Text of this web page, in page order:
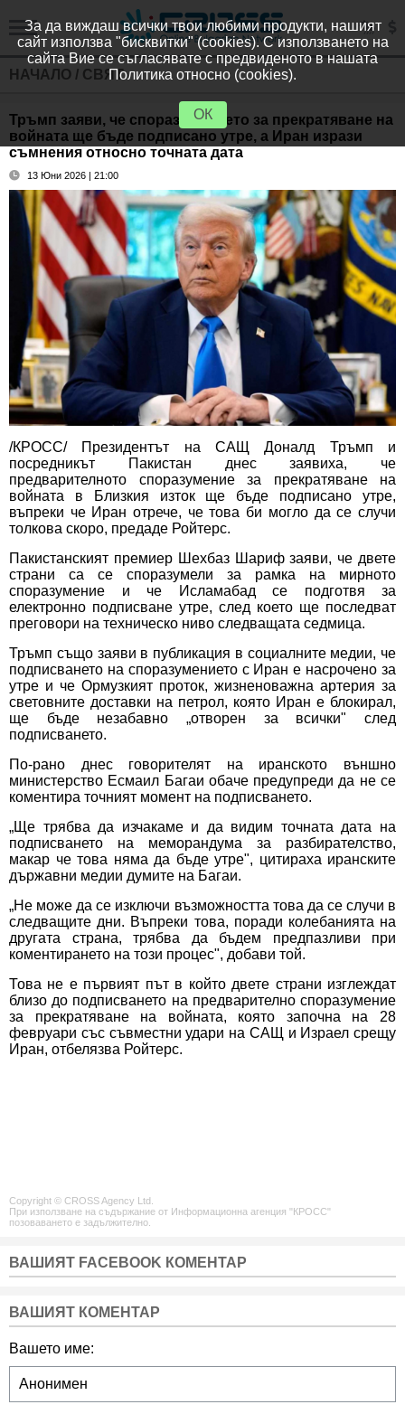
НАЧАЛО / СВЯТ
Тръмп заяви, че споразумението за прекратяване на
войната ще бъде подписано утре, а Иран изрази
съмнения относно точната дата
13 Юни 2026 | 21:00
/КРОСС/ Президентът на САЩ Доналд Тръмп и
посредникът Пакистан днес заявиха, че
предварителното споразумение за прекратяване на
войната в Близкия изток ще бъде подписано утре,
въпреки че Иран отрече, че това би могло да се случи
толкова скоро, предаде Ройтерс.
Пакистанският премиер Шехбаз Шариф заяви, че двете
страни са се споразумели за рамка на мирното
споразумение и че Исламабад се подготвя за
електронно подписване утре, след което ще последват
преговори на техническо ниво следващата седмица.
Тръмп също заяви в публикация в социалните медии, че
подписването на споразумението с Иран е насрочено за
утре и че Ормузкият проток, жизненоважна артерия за
световните доставки на петрол, която Иран е блокирал,
ще бъде незабавно „отворен за всички" след
подписването.
По-рано днес говорителят на иранското външно
министерство Есмаил Багаи обаче предупреди да не се
коментира точният момент на подписването.
„Ще трябва да изчакаме и да видим точната дата на
подписването на меморандума за разбирателство,
макар че това няма да бъде утре", цитираха иранските
държавни медии думите на Багаи.
„Не може да се изключи възможността това да се случи в
следващите дни. Въпреки това, поради колебанията на
другата страна, трябва да бъдем предпазливи при
коментирането на този процес", добави той.
Това не е първият път в който двете страни изглеждат
близо до подписването на предварително споразумение
за прекратяване на войната, която започна на 28
февруари със съвместни удари на САЩ и Израел срещу
Иран, отбелязва Ройтерс.
Copyright © CROSS Agency Ltd.
При използване на съдържание от Информационна агенция "КРОСС"
позоваването е задължително.
ВАШИЯТ FACEBOOK КОМЕНТАР
ВАШИЯТ КОМЕНТАР
Вашето име:
За да виждаш всички твои любими продукти, нашият
сайт използва "бисквитки" (cookies). С използването на
сайта Вие се съгласявате с предвиденото в нашата
Политика относно (cookies).
ОК